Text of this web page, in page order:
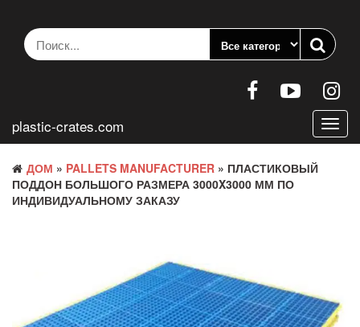
содержанию
plastic-crates.com
ДОМ » PALLETS MANUFACTURER » ПЛАСТИКОВЫЙ
ПОДДОН БОЛЬШОГО РАЗМЕРА 3000X3000 ММ ПО
ИНДИВИДУАЛЬНОМУ ЗАКАЗУ